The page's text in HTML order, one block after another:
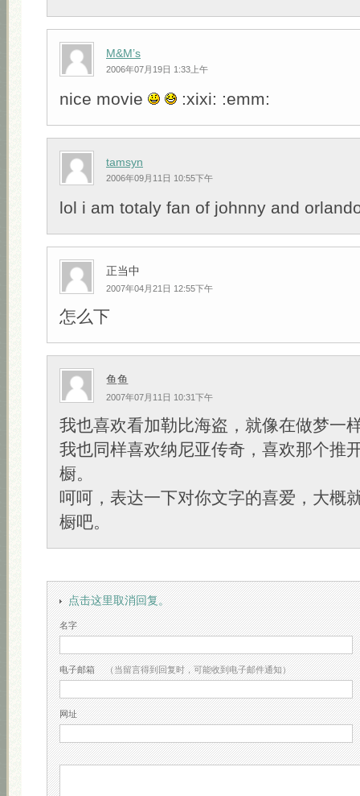
M&M’s
2006年07月19日 1:33上午
nice movie :xixi: :emm:
tamsyn
2006年09月11日 10:55下午
lol i am totaly fan of johnny and
正当中
2007年04月21日 12:55下午
怎么下
鱼鱼
2007年07月11日 10:31下午
我也喜欢看加勒比海盗，就像在做梦一
我也同样喜欢纳尼亚传奇，喜欢那个推
橱。
呵呵，表达一下对你文字的喜爱，大概
橱吧。
点击这里取消回复。
名字
电子邮箱 （当留言得到回复时，可能收到电子邮件通知）
网址